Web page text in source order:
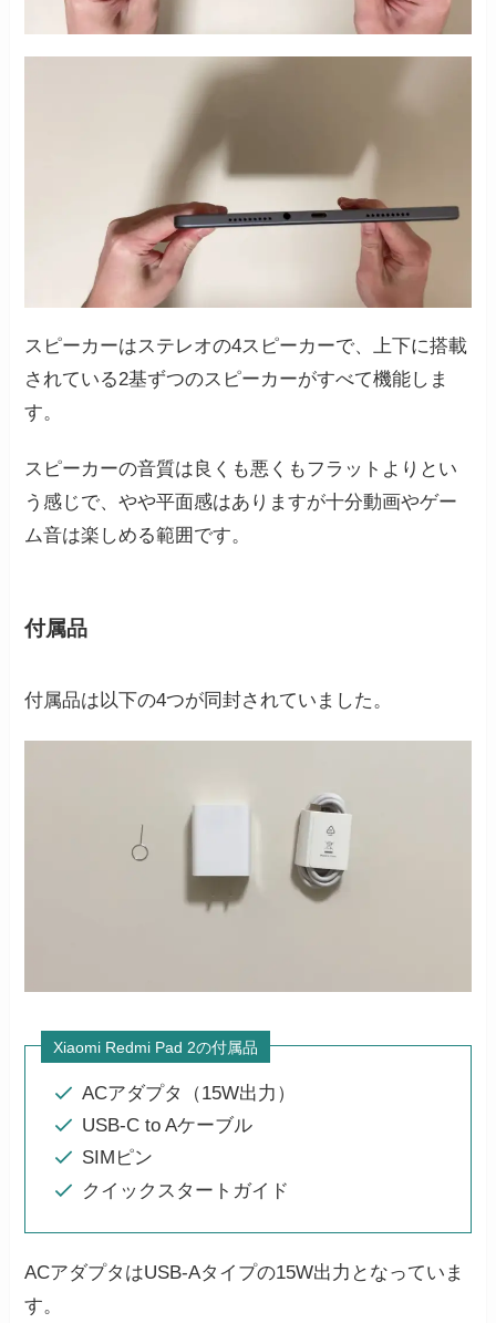
スピーカーはステレオの4スピーカーで、上下に搭載
されている2基ずつのスピーカーがすべて機能しま
す。
スピーカーの音質は良くも悪くもフラットよりとい
う感じで、やや平面感はありますが十分動画やゲー
ム音は楽しめる範囲です。
付属品
付属品は以下の4つが同封されていました。
Xiaomi Redmi Pad 2の付属品
ACアダプタ（15W出力）
USB-C to Aケーブル
SIMピン
クイックスタートガイド
ACアダプタはUSB-Aタイプの15W出力となっていま
す。